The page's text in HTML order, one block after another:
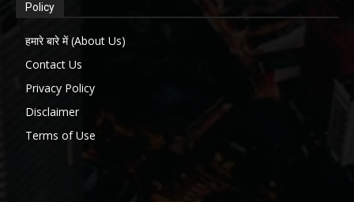
Policy
हमारे बारे में (About Us)
Contact Us
Privacy Policy
Disclaimer
Terms of Use